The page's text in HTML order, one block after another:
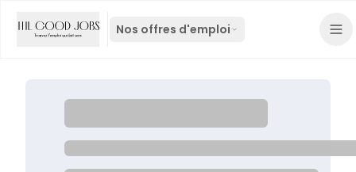
Nos offres d'emploi